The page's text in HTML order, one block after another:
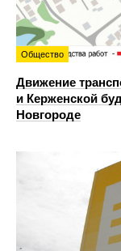
Общество
Движение
и Керженской
Новгороде